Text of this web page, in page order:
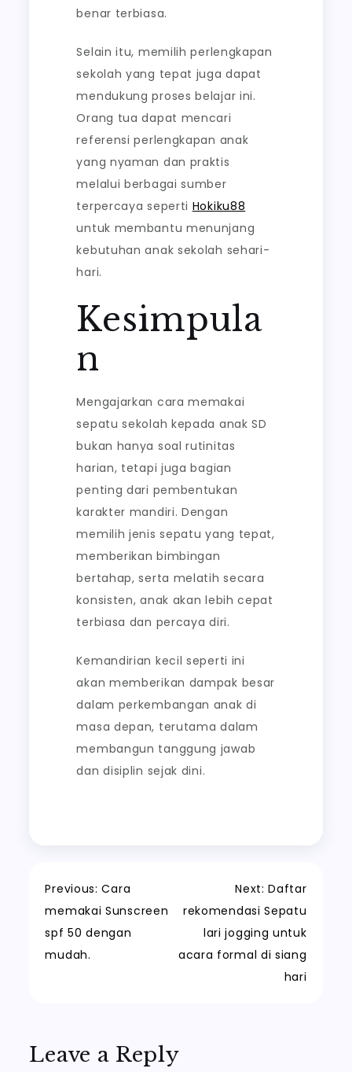
benar terbiasa.
Selain itu, memilih perlengkapan
sekolah yang tepat juga dapat
mendukung proses belajar ini.
Orang tua dapat mencari
referensi perlengkapan anak
yang nyaman dan praktis
melalui berbagai sumber
terpercaya seperti Hokiku88
untuk membantu menunjang
kebutuhan anak sekolah sehari-
hari.
Kesimpula
n
Mengajarkan cara memakai
sepatu sekolah kepada anak SD
bukan hanya soal rutinitas
harian, tetapi juga bagian
penting dari pembentukan
karakter mandiri. Dengan
memilih jenis sepatu yang tepat,
memberikan bimbingan
bertahap, serta melatih secara
konsisten, anak akan lebih cepat
terbiasa dan percaya diri.
Kemandirian kecil seperti ini
akan memberikan dampak besar
dalam perkembangan anak di
masa depan, terutama dalam
membangun tanggung jawab
dan disiplin sejak dini.
Post
navigation
Previous: Cara
memakai Sunscreen
spf 50 dengan
mudah.
Next: Daftar
rekomendasi Sepatu
lari jogging untuk
acara formal di siang
hari
Leave a Reply